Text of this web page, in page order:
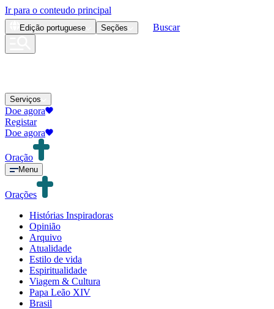
Ir para o conteudo principal
Edição portuguese Seções Buscar
Serviços
Doe agora
Registar
Doe agora
Oração
Menu
Orações
Histórias Inspiradoras
Opinião
Arquivo
Atualidade
Estilo de vida
Espiritualidade
Viagem & Cultura
Papa Leão XIV
Brasil